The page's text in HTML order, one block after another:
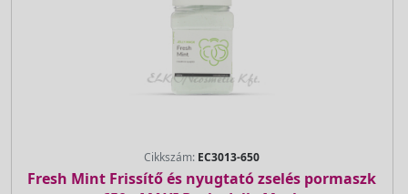
Cikkszám: EC3013-650
Fresh Mint Frissítő és nyugtató zselés pormaszk